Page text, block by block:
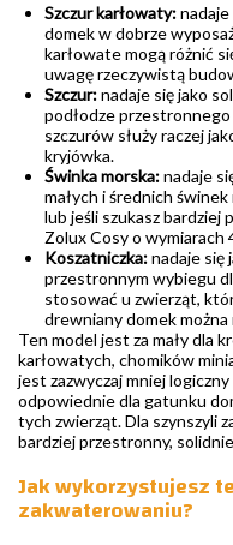
Szczur karłowaty:
domek w dobrze
karłowate mogą różnić
uwagę rzeczywistą
Szczur:nadaje się jako
podłodze
szczurów służy raczej
kryjówka.
Świnka morska:nadaje
małych i średnich
lub jeśli szukasz bardziej
Zolux Cosy o wymiarach
Koszatniczka:nadaje się
przestronnym wybiegu
stosować u zwierząt,
drewniany domek
Ten model jest za mały dla
karłowatych, chomików
jest zazwyczaj mniej
odpowiednie dla gatunku
tych zwierząt. Dla szynszyli
bardziej przestronny,
Jak wykorzystujesz
zakwaterowaniu?